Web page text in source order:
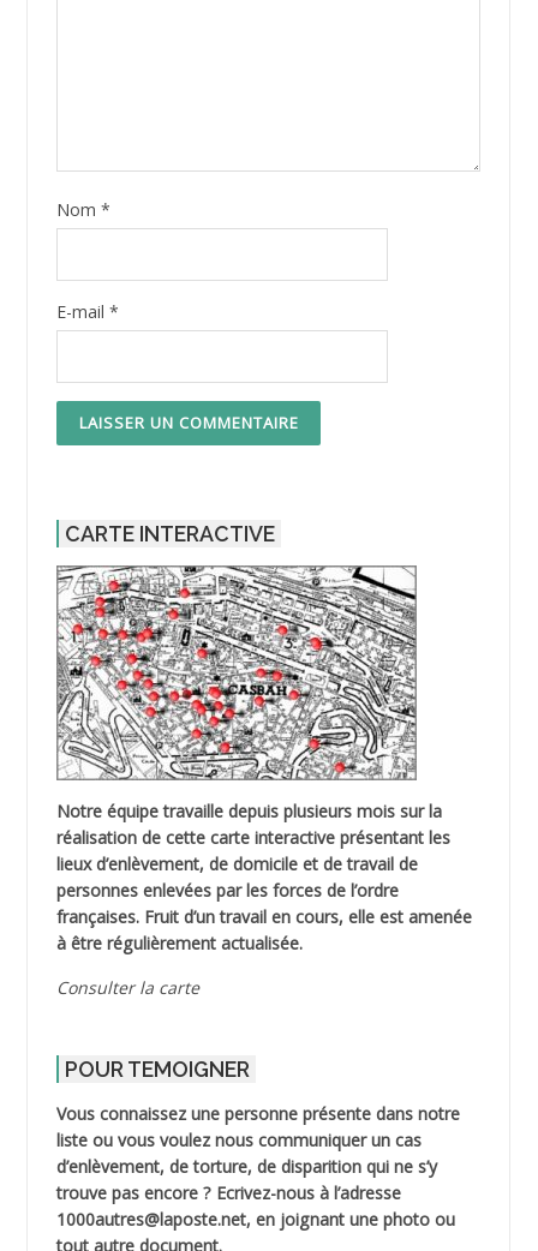
Nom *
E-mail *
CARTE INTERACTIVE
Notre équipe travaille depuis plusieurs mois sur la
réalisation de cette carte interactive présentant les
lieux d’enlèvement, de domicile et de travail de
personnes enlevées par les forces de l’ordre
françaises. Fruit d’un travail en cours, elle est amenée
à être régulièrement actualisée.
Consulter la carte
POUR TEMOIGNER
Vous connaissez une personne présente dans notre
liste ou vous voulez nous communiquer un cas
d’enlèvement, de torture, de disparition qui ne s’y
trouve pas encore ? Ecrivez-nous à l’adresse
1000autres@laposte.net, en joignant une photo ou
tout autre document.